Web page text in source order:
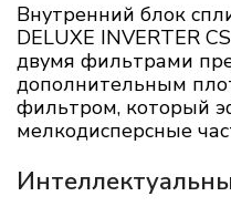
Внутренний блок
DELUXE INVERTER
двумя фильтрами
дополнительным
фильтром, который
мелкодисперсные